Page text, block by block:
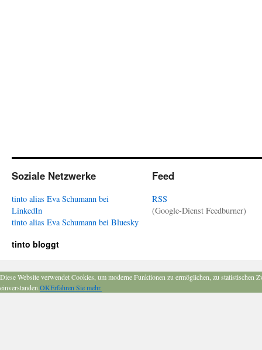
Soziale Netzwerke
tinto alias Eva Schumann bei
LinkedIn
tinto alias Eva Schumann bei Bluesky
Feed
RSS
(Google-Dienst Feedburner)
tinto bloggt
Diese Website verwendet Cookies, um moderne Funktionen zu ermöglichen, zu
einverstanden.OKErfahren Sie mehr.